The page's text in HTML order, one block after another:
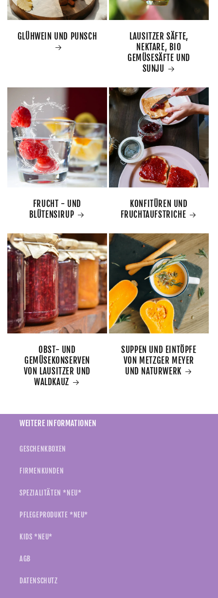
GLÜHWEIN UND PUNSCH
LAUSITZER SÄFTE,
NEKTARE, BIO
GEMÜSESÄFTE UND
SUNJU
FRUCHT - UND
BLÜTENSIRUP
KONFITÜREN UND
FRUCHTAUFSTRICHE
OBST- UND
GEMÜSEKONSERVEN
VON LAUSITZER UND
WALDKAUZ
SUPPEN UND EINTÖPFE
VON METZGER MEYER
UND NATURWERK
WEITERE INFORMATIONEN
GESCHENKBOXEN
FIRMENKUNDEN
SPEZIALITÄTEN *NEU*
PFLEGEPRODUKTE *NEU*
KIDS *NEU*
AGB
DATENSCHUTZ